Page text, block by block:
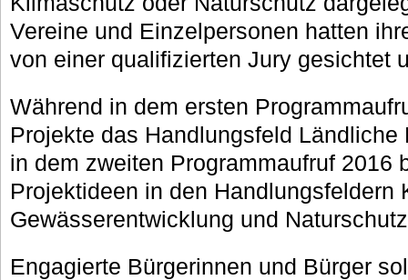
Vereine und Einzelpersonen hatten
von einer qualifizierten Jury gesichtet
Während in dem ersten
Projekte das Handlungsfeld
in dem zweiten Programmaufruf 2016
Projektideen in den Handlungsfeldern
Gewässerentwicklung und
Engagierte Bürgerinnen und Bürger